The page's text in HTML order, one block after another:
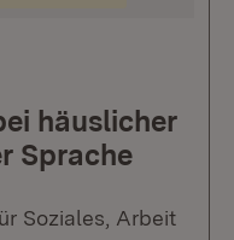
häuslicher
Sprache
Soziales, Arbeit